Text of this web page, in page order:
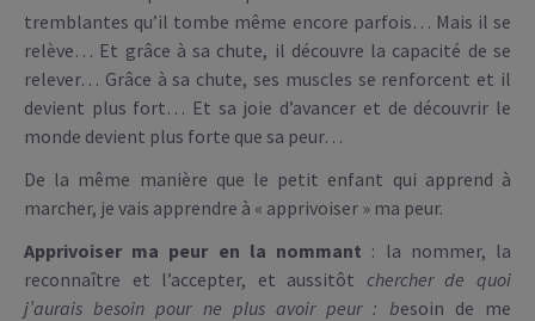
tremblantes qu’il tombe même encore parfois… Mais il se
relève… Et grâce à sa chute, il découvre la capacité de se
relever… Grâce à sa chute, ses muscles se renforcent et il
devient plus fort… Et sa joie d’avancer et de découvrir le
monde devient plus forte que sa peur…
De la même manière que le petit enfant qui apprend à
marcher, je vais apprendre à « apprivoiser » ma peur.
Apprivoiser ma peur en la nommant : la nommer, la
reconnaître et l’accepter, et aussitôt chercher de quoi
j’aurais besoin pour ne plus avoir peur : besoin de me